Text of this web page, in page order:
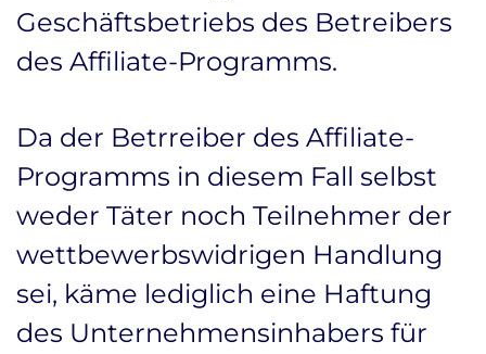
Geschäftsbetriebs des Betreibers
des Affiliate-Programms.
Da der Betrreiber des Affiliate-
Programms in diesem Fall selbst
weder Täter noch Teilnehmer der
wettbewerbswidrigen Handlung
sei, käme lediglich eine Haftung
des Unternehmensinhabers für